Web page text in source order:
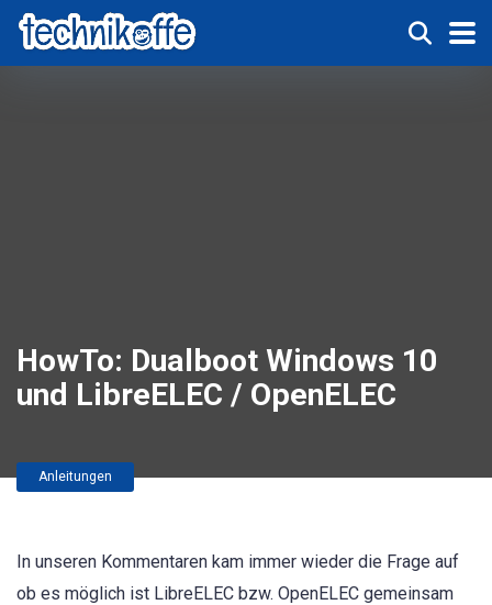
HowTo: Dualboot Windows 10
und LibreELEC / OpenELEC
Anleitungen
In unseren Kommentaren kam immer wieder die Frage auf
ob es möglich ist LibreELEC bzw. OpenELEC gemeinsam